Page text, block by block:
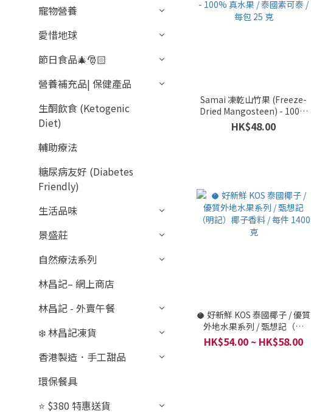
寵物營養
愛惜地球
節日食品🎄🎅🏻
營養補充品| 保健產品
生酮飲食 (Ketogenic
Diet)
輔助療法
糖尿病友好 (Diabetes
Friendly)
生活品味
景盛莊
自然療法系列
林昌記– 網上商店
林昌記 - 外賣午餐
❄️ 林昌記凍貨
香港製造．手工甜品
環保餐具
⭐ $380 特惠送貨
Samai 凍乾山竹果 (Freeze-
Dried Mangosteen) - 100%
真水果 / 泰國素可泰 / 每包 25
克
HK$48.00
🥥 好新鮮 KOS 泰國椰子 / 優質
外地水果系列 / 甄想記（明
記）椰子香料 / 每件 1400 克
HK$54.00 ~ HK$58.00